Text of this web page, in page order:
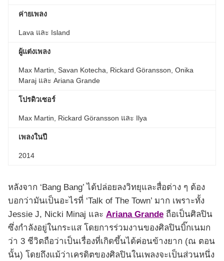
ค่ายเพลง
Lava และ Island
ผู้แต่งเพลง
Max Martin, Savan Kotecha, Rickard Göransson, Onika
Maraj และ Ariana Grande
โปรดิวเซอร์
​​Max Martin, Rickard Göransson และ Ilya
เพลงในปี
2014
หลังจาก ‘Bang Bang’ ได้ปล่อยลงวิทยุและสื่อต่าง ๆ ต้อง
บอกว่ามันเป็นอะไรที่ ‘Talk of The Town’ มาก เพราะทั้ง
Jessie J, Nicki Minaj และ Ariana Grande ถือเป็นศิลปิน
ซึ่งกำลังอยู่ในกระแส โดยการร่วมงานของศิลปินบิ๊กเนมก
ว่า 3 ชีวิตถือว่าเป็นเรื่องที่เกิดขึ้นได้ค่อนข้างยาก (ณ ตอน
นั้น) โดยถึงแม้ว่าเครดิตของศิลปินในเพลงจะเป็นส่วนหนึ่ง